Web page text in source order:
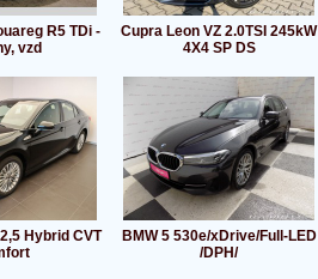
R5 TDi -
vzd
Cupra Leon VZ 2.0TSI 245kW
4X4 SP DS
Hybrid CVT
BMW 5 530e/xDrive/Full-LED
/DPH/